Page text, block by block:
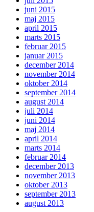
juni 2015
maj 2015
april 2015
marts 2015
februar 2015
januar 2015
december 2014
november 2014
oktober 2014
september 2014
august 2014
juli 2014
juni 2014
maj 2014
april 2014
marts 2014
februar 2014
december 2013
november 2013
oktober 2013
september 2013
august 2013